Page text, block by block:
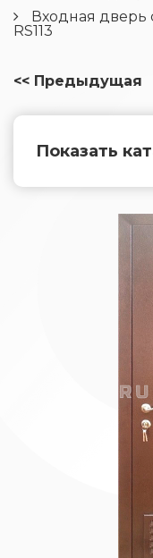
Входная
RS113
<< Предыдущая
Показать